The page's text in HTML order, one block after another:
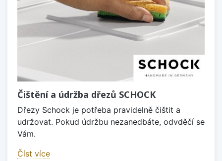
Čištění a údržba dřezů SCHOCK
Dřezy Schock je potřeba pravidelně čištit a
udržovat. Pokud údržbu nezanedbáte, odvděčí se
Vám.
Číst více